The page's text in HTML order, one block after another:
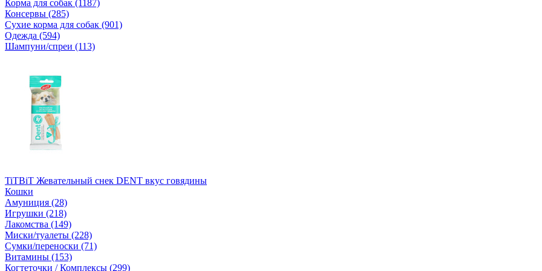
Корма для собак (1187)
Консервы (285)
Сухие корма для собак (901)
Одежда (594)
Шампуни/спреи (113)
TiTBiT Жевательный снек DENT вкус говядины
Кошки
Амуниция (28)
Игрушки (218)
Лакомства (149)
Миски/туалеты (228)
Сумки/переноски (71)
Витамины (153)
Когтеточки / Комплексы (299)